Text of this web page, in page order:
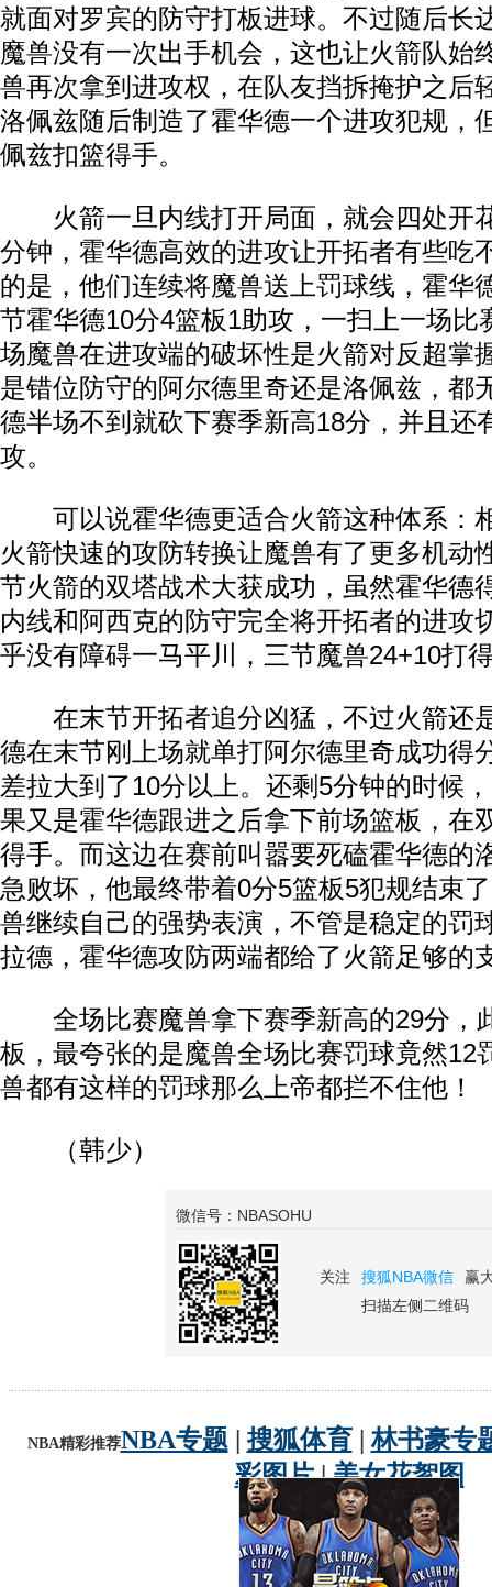
就面对罗宾的防守打板进球。不过随后长
魔兽没有一次出手机会，这也让火箭队始
兽再次拿到进攻权，在队友挡拆掩护之后
洛佩兹随后制造了霍华德一个进攻犯规，
佩兹扣篮得手。
火箭一旦内线打开局面，就会四处开
分钟，霍华德高效的进攻让开拓者有些吃
的是，他们连续将魔兽送上罚球线，霍华
节霍华德10分4篮板1助攻，一扫上一场比
场魔兽在进攻端的破坏性是火箭对反超掌
是错位防守的阿尔德里奇还是洛佩兹，都
德半场不到就砍下赛季新高18分，并且还
攻。
可以说霍华德更适合火箭这种体系：
火箭快速的攻防转换让魔兽有了更多机动
节火箭的双塔战术大获成功，虽然霍华德
内线和阿西克的防守完全将开拓者的进攻
乎没有障碍一马平川，三节魔兽24+10打
在末节开拓者追分凶猛，不过火箭还
德在末节刚上场就单打阿尔德里奇成功得
差拉大到了10分以上。还剩5分钟的时候
果又是霍华德跟进之后拿下前场篮板，在
得手。而这边在赛前叫嚣要死磕霍华德的
急败坏，他最终带着0分5篮板5犯规结束
兽继续自己的强势表演，不管是稳定的罚
拉德，霍华德攻防两端都给了火箭足够的
全场比赛魔兽拿下赛季新高的29分，
板，最夸张的是魔兽全场比赛罚球竟然12
兽都有这样的罚球那么上帝都拦不住他！
（韩少）
微信号：NBASOHU
关注 搜狐NBA微信
赢
扫描左侧二维码